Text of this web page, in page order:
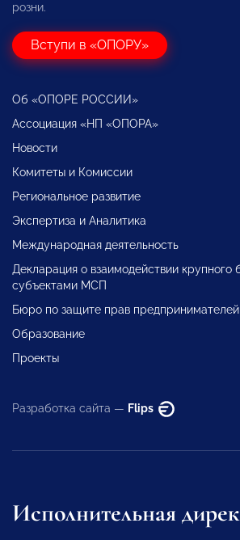
розни.
Вступи в «ОПОРУ»
Об «ОПОРЕ РОССИИ»
Ассоциация «НП «ОПОРА»
Новости
Комитеты и Комиссии
Региональное развитие
Экспертиза и Аналитика
Международная деятельность
Декларация о взаимодействии крупного
субъектами МСП
Бюро по защите прав предпринимателей
Образование
Проекты
Разработка сайта — Flips
Исполнительная